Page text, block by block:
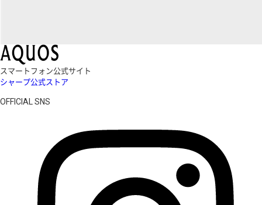
スマートフォン公式サイト
シャープ公式ストア
OFFICIAL SNS